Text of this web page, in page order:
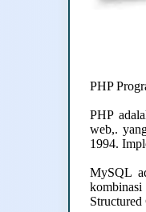
PHP
PHP
web,.
1994.
MySQL